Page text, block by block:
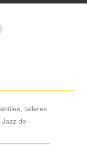
talleres
de